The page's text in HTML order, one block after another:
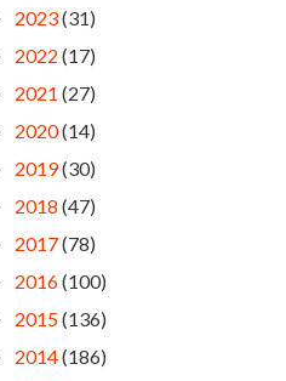
2023(31)
2022 (17)
2021 (27)
2020(14)
2019(30)
2018 (47)
2017(78)
2016(100)
2015(136)
2014(186)